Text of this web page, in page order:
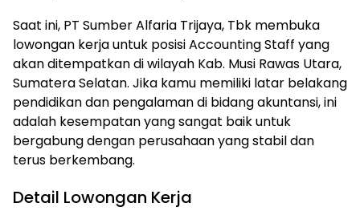
Saat ini, PT Sumber Alfaria Trijaya, Tbk membuka
lowongan kerja untuk posisi Accounting Staff yang
akan ditempatkan di wilayah Kab. Musi Rawas Utara,
Sumatera Selatan. Jika kamu memiliki latar belakang
pendidikan dan pengalaman di bidang akuntansi, ini
adalah kesempatan yang sangat baik untuk
bergabung dengan perusahaan yang stabil dan
terus berkembang.
Detail Lowongan Kerja